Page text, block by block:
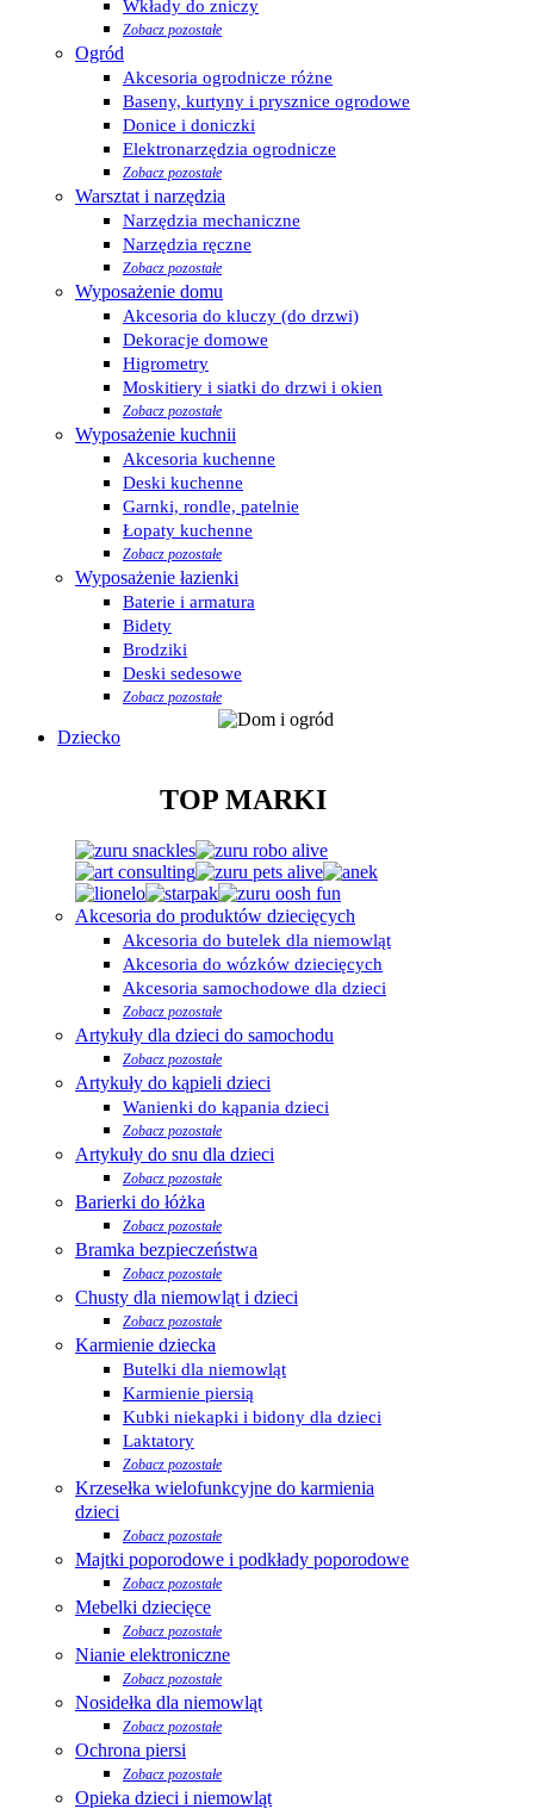
Wkłady do zniczy
Zobacz pozostałe
Ogród
Akcesoria ogrodnicze różne
Baseny, kurtyny i prysznice ogrodowe
Donice i doniczki
Elektronarzędzia ogrodnicze
Zobacz pozostałe
Warsztat i narzędzia
Narzędzia mechaniczne
Narzędzia ręczne
Zobacz pozostałe
Wyposażenie domu
Akcesoria do kluczy (do drzwi)
Dekoracje domowe
Higrometry
Moskitiery i siatki do drzwi i okien
Zobacz pozostałe
Wyposażenie kuchnii
Akcesoria kuchenne
Deski kuchenne
Garnki, rondle, patelnie
Łopaty kuchenne
Zobacz pozostałe
Wyposażenie łazienki
Baterie i armatura
Bidety
Brodziki
Deski sedesowe
Zobacz pozostałe
Dziecko
TOP MARKI
Akcesoria do produktów dziecięcych
Akcesoria do butelek dla niemowląt
Akcesoria do wózków dziecięcych
Akcesoria samochodowe dla dzieci
Zobacz pozostałe
Artykuły dla dzieci do samochodu
Zobacz pozostałe
Artykuły do kąpieli dzieci
Wanienki do kąpania dzieci
Zobacz pozostałe
Artykuły do snu dla dzieci
Zobacz pozostałe
Barierki do łóżka
Zobacz pozostałe
Bramka bezpieczeństwa
Zobacz pozostałe
Chusty dla niemowląt i dzieci
Zobacz pozostałe
Karmienie dziecka
Butelki dla niemowląt
Karmienie piersią
Kubki niekapki i bidony dla dzieci
Laktatory
Zobacz pozostałe
Krzesełka wielofunkcyjne do karmienia
dzieci
Zobacz pozostałe
Majtki poporodowe i podkłady poporodowe
Zobacz pozostałe
Mebelki dziecięce
Zobacz pozostałe
Nianie elektroniczne
Zobacz pozostałe
Nosidełka dla niemowląt
Zobacz pozostałe
Ochrona piersi
Zobacz pozostałe
Opieka dzieci i niemowląt